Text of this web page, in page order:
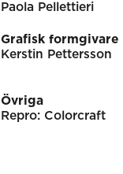
Paola Pellettieri
Grafisk formgivare
Kerstin Pettersson
Övriga
Repro: Colorcraft